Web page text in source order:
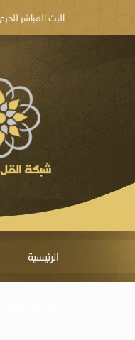
البث المباشر
الرئيسية